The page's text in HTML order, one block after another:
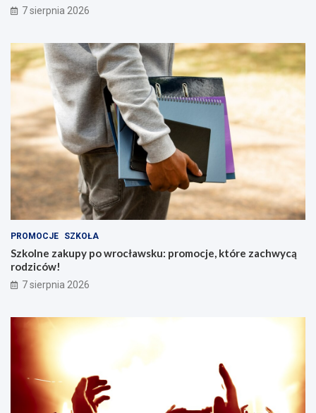
7 sierpnia 2026
PROMOCJE SZKOŁA
Szkolne zakupy po wrocławsku: promocje, które zachwycą
rodziców!
7 sierpnia 2026